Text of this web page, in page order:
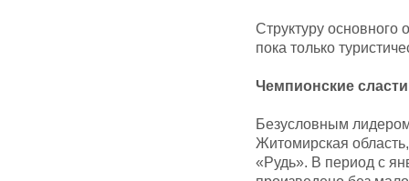
Структуру
пока только
Чемпионские сласти
Безусловным
Житомирская
«Рудь». В период с